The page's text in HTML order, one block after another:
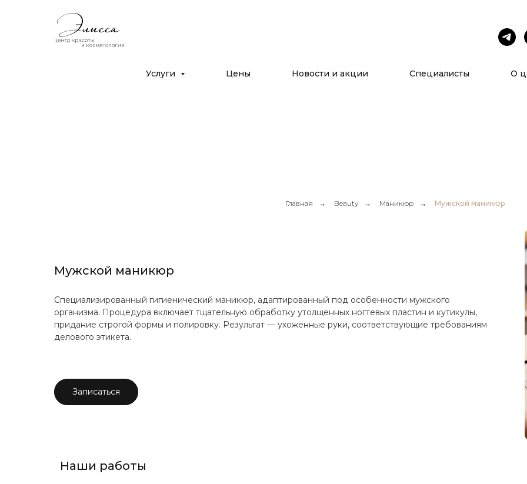
Услуги Цены Новости и акции Специалисты О
Главная → Beauty → Маникюр → Мужской маникюр
Мужской маникюр
Специализированный гигиенический маникюр, адаптированный под особенности мужского
организма. Процедура включает тщательную обработку утолщенных ногтевых пластин и кутикулы,
придание строгой формы и полировку. Результат — ухоженные руки, соответствующие требованиям
делового этикета.
Записаться
Наши работы